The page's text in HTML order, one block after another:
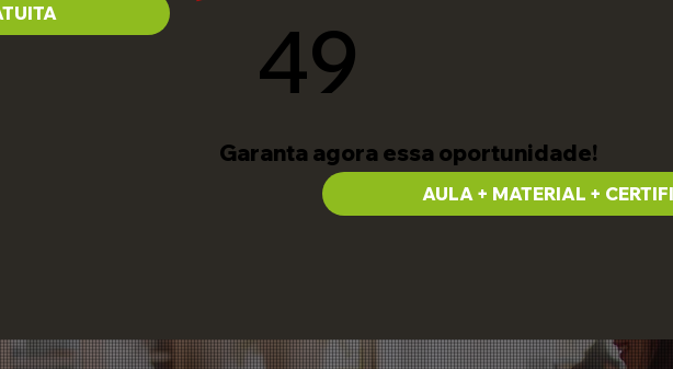
Garanta agora essa oportunidade!
AULA + MATERIAL +
49